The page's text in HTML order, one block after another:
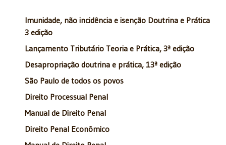
Imunidade, não incidência e isenção Doutrina e Prática
3 edição
Lançamento Tributário Teoria e Prática, 3ª edição
Desapropriação doutrina e prática, 13ª edição
São Paulo de todos os povos
Direito Processual Penal
Manual de Direito Penal
Direito Penal Econômico